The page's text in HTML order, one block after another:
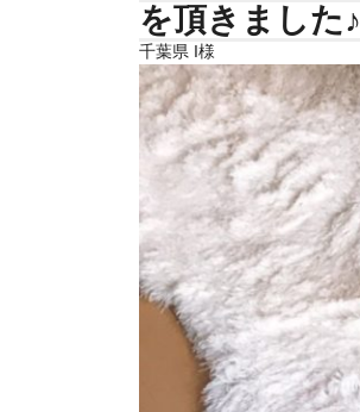
を頂きました♪
千葉県 I様